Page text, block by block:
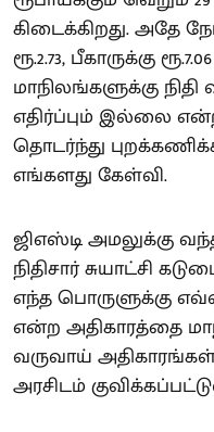
கிடைக்கிறது. அதே
ரூ.2.73, பீகாருக்கு
மாநிலங்களுக்கு
எதிர்ப்பும் இல்லை
தொடர்ந்து
எங்களது கேள்வி.
ஜிஎஸ்டி அமலுக்கு
நிதிசார் சுயாட்சி
எந்த பொருளுக்கு
என்ற அதிகாரத்தை
வருவாய்
அரசிடம்